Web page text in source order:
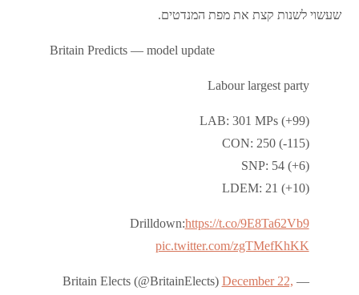
שעשוי לשנות קצת את מפת המנדטים.
Britain Predicts — model update
Labour largest party
LAB: 301 MPs (+99)
CON: 250 (-115)
SNP: 54 (+6)
LDEM: 21 (+10)
Drilldown:https://t.co/9E8Ta62Vb9
pic.twitter.com/zgTMefKhKK
— Britain Elects (@BritainElects)
December 22,